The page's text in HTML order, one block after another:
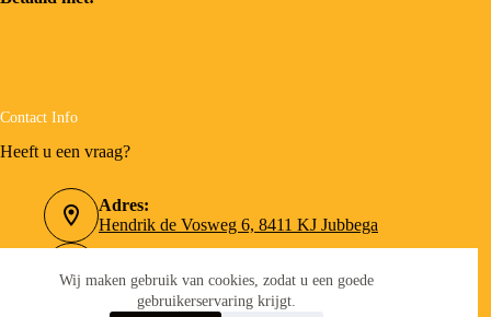
Wij maken gebruik van cookies, zodat u een goede
gebruikerservaring krijgt.
Contact Info
Heeft u een vraag?
Adres:
Hendrik de Vosweg 6, 8411 KJ Jubbega
0516-462090